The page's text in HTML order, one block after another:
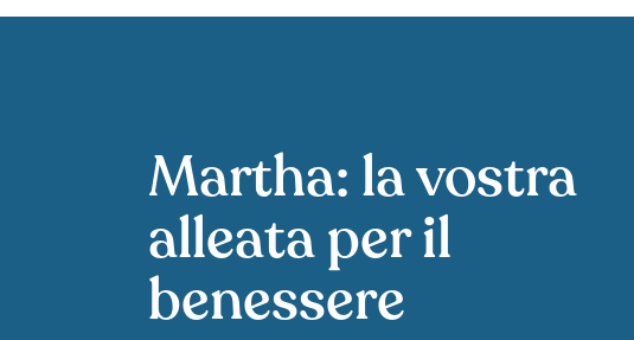
Martha: la vostra
alleata per il
benessere